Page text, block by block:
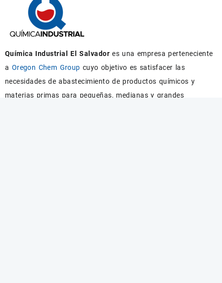
Química Industrial El Salvador es una empresa perteneciente
a Oregon Chem Group cuyo objetivo es satisfacer las
necesidades de abastecimiento de productos químicos y
materias primas para pequeñas, medianas y grandes